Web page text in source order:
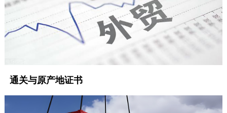
通关与原产地证书